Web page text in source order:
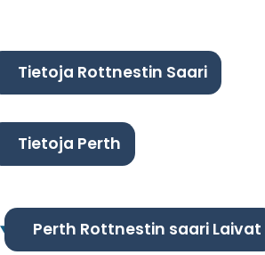
Tietoja Rottnestin Saari
Tietoja Perth
Perth Rottnestin saari Laivat